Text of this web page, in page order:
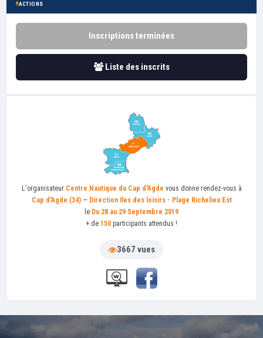
ACTIONS
Inscriptions terminées
Liste des inscrits
L'organisateur Centre Nautique du Cap d'Agde vous donne rendez-vous à
Cap d'Agde (34)— Direction Iles des loisirs - Plage Richelieu Est
le Du 28 au 29 Septembre 2019
+ de 150 participants attendus !
3667 vues